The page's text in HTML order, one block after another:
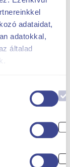
adataidat,
adatokkal,
általad